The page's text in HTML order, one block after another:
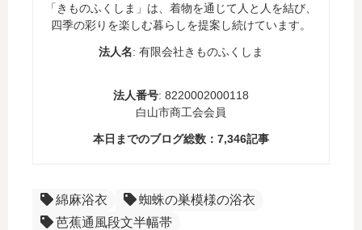
「きものふくしま」は、着物を通じて人と人を結び、
四季の彩りを楽しむ暮らしを提案し続けています。
法人名: 有限会社きものふくしま
法人番号: 8220002000118
白山市商工会会員
本日までのブログ総数： 7,346記事
綿麻浴衣
蜘蛛の巣模様の浴衣
芭蕉通風段文半幅帯